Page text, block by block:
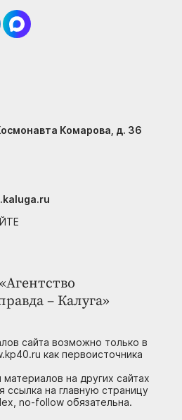
– Калуга»
сайта возможно только в
как первоисточника
на других сайтах
ссылка на главную страницу
no-follow обязательна.
Комарова, д. 36